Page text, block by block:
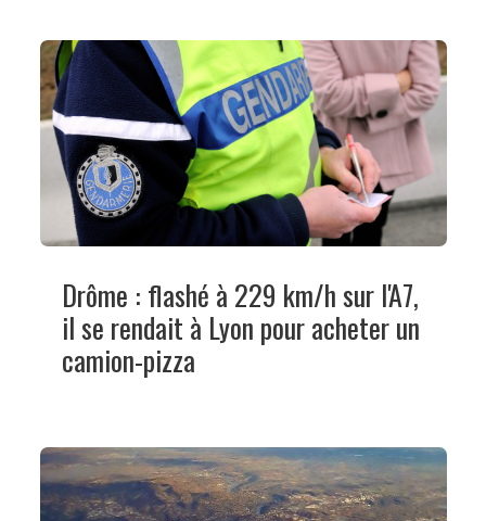
Drôme : flashé à 229 km/h sur l'A7,
il se rendait à Lyon pour acheter un
camion-pizza